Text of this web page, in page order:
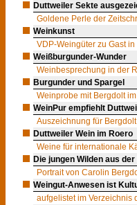
Duttweiler Sekte
Goldene Perle der
Weinkunst
VDP-Weingüter zu Gast
Weißburgunder-Wunder
Weinbesprechung in der
Burgunder und Spargel
Weinprobe mit Bergdolt
WeinPur empfiehlt
Auszeichnung für Bergdolt
Duttweiler Wein im Roero
Weine für internationale
Die jungen Wilden aus der
Portrait von Carolin
Weingut-Anwesen ist
aufgelistet im Verzeichnis